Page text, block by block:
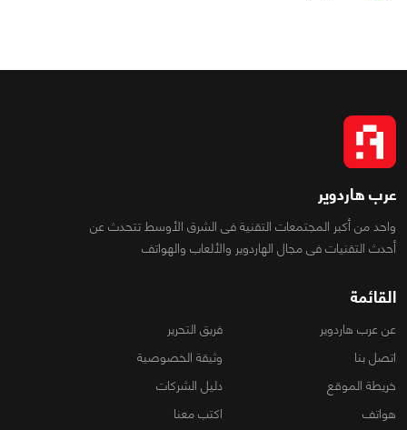
عرب هاردوير
واحد من أكبر المجتمعات التقنية فى الشرق الأوسط تتحدث عن
أحدث التقنيات فى مجال الهاردوير والألعاب والهواتف
القائمة
عن عرب هاردوير
فريق التحرير
اتصل بنا
وثيقة الخصوصية
خريطة الموقع
دليل الشركات
هواتف
اكتب معنا